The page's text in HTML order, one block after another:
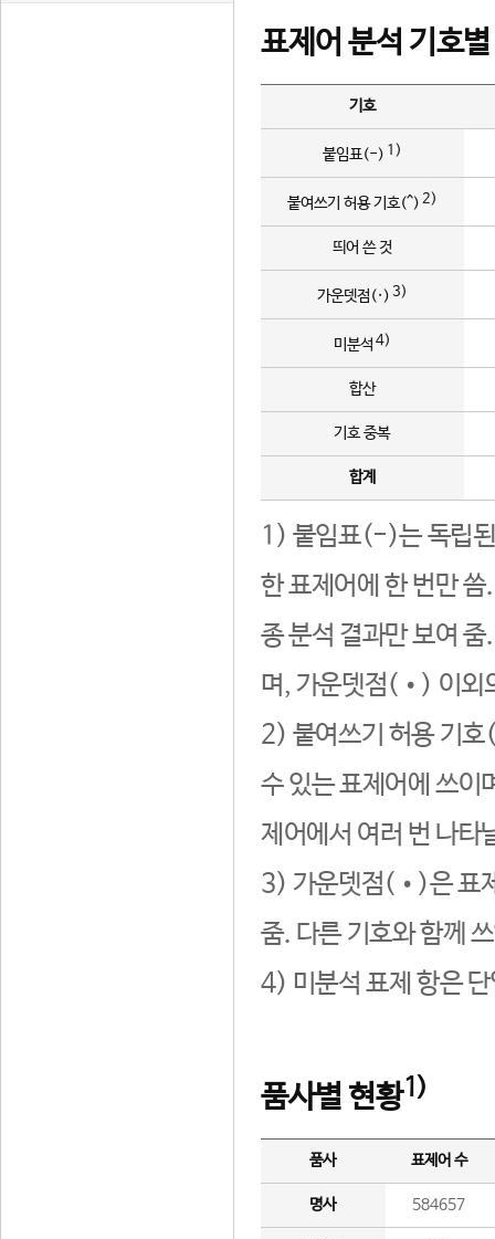
표제어 분석 기호
기호
붙임표(-) 1)
붙여쓰기 허용 기호(^) 2)
띄어 쓴 것
가운뎃점(·) 3)
미분석 4)
합산
기호 중복
합계
1) 붙임표(-)는 독립된
한 표제어에 한 번만
종 분석 결과만 보여
며, 가운뎃점(•) 이외
2) 붙여쓰기 허용 기호
수 있는 표제어에 쓰이
제어에서 여러 번 나타
3) 가운뎃점(•)은 표
줌. 다른 기호와 함께
4) 미분석 표제 항은
품사별 현황1)
품사 표제어 수
명사 584657